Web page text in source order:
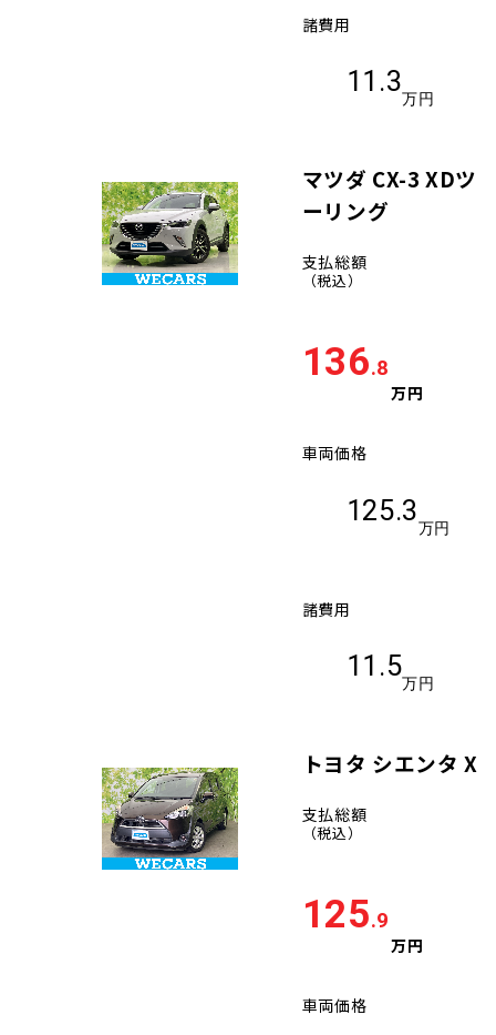
諸費用
11.3
万円
マツダ CX-3 XDツ
ーリング
支払総額
（税込）
136.8
万円
車両価格
125.3
万円
諸費用
11.5
万円
トヨタ シエンタ X
支払総額
（税込）
125.9
万円
車両価格